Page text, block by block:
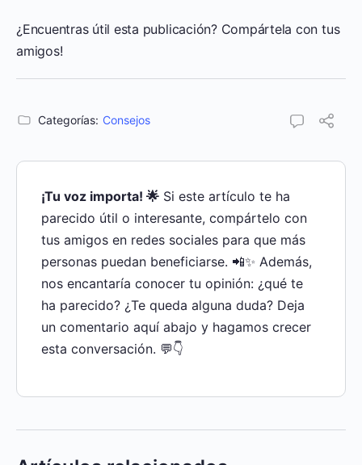
¿Encuentras útil esta publicación? Compártela con tus
amigos!
Categorías: Consejos
¡Tu voz importa! 🌟 Si este artículo te ha
parecido útil o interesante, compártelo con
tus amigos en redes sociales para que más
personas puedan beneficiarse. 📲✨ Además,
nos encantaría conocer tu opinión: ¿qué te
ha parecido? ¿Te queda alguna duda? Deja
un comentario aquí abajo y hagamos crecer
esta conversación. 💬👇